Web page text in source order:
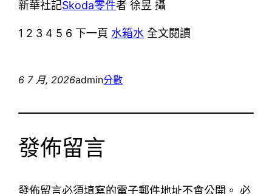
新華社記Skoda零件者 徐昱 攝
1 2 3 4 5 6 下一頁 水箱水 全文閱讀
6 7 月, 2026admin分數
發佈留言
發佈留言必須填寫的電子郵件地址不會公開。 必